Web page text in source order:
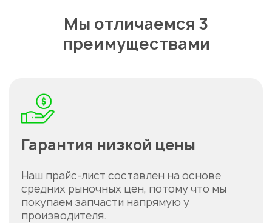
Мы отличаемся 3
преимуществами
Гарантия низкой цены
Наш прайс-лист составлен на основе
средних рыночных цен, потому что мы
покупаем запчасти напрямую у
производителя.